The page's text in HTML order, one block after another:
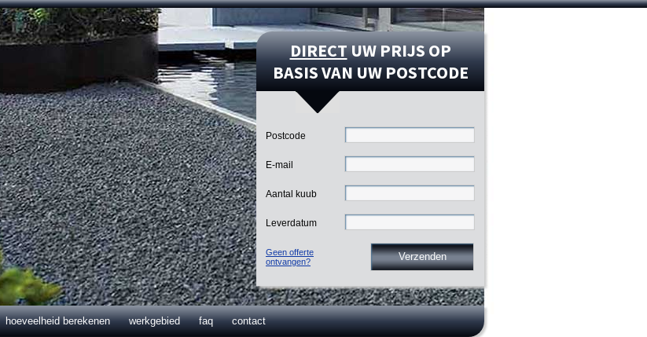
DIRECTUW PRIJS OP
BASIS VAN UW POSTCODE
Geen offerte
ontvangen?
Postcode
E-mail
Aantal kuub
Leverdatum
hoeveelheid berekenen werkgebied faq contact